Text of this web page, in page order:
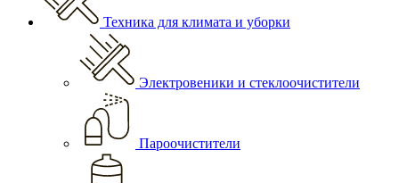
Техника для климата и уборки
Электровеники и стеклоочистители
Пароочистители